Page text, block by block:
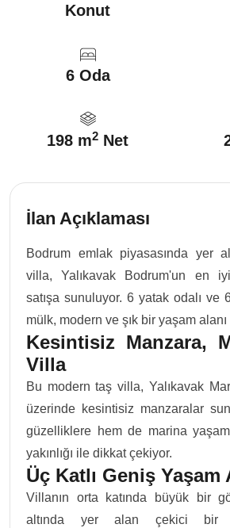
Konut
6 Oda
198 m2 Net
İlan Açıklaması
Bodrum emlak piyasasında yer
villa, Yalıkavak Bodrum'un en iyi
satışa sunuluyor. 6 yatak odalı ve
mülk, modern ve şık bir yaşam
Kesintisiz Manzara,
Villa
Bu modern taş villa, Yalıkavak
üzerinde kesintisiz manzaralar
güzelliklere hem de marina
yakınlığı ile dikkat çekiyor.
Üç Katlı Geniş Yaşam
Villanın orta katında büyük bir
altında yer alan çekici bir